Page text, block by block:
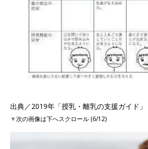
出典／2019年「授乳・離乳の支援ガイド」
▼次の画像は下へスクロール (6/12)